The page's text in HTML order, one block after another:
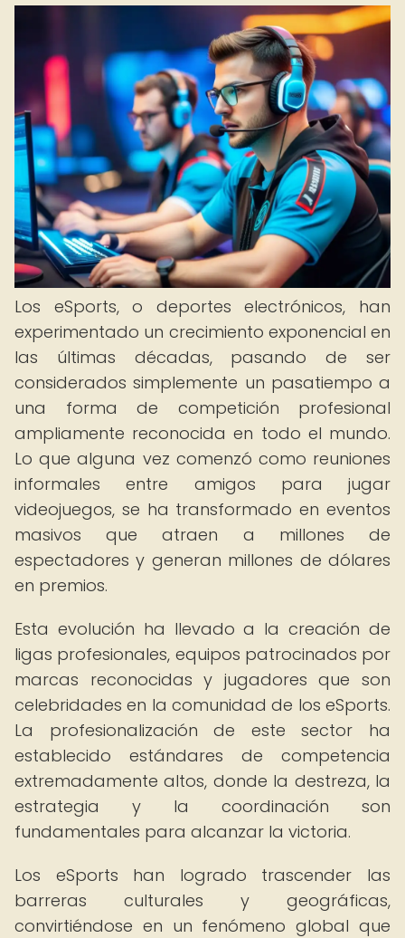
Los eSports, o deportes electrónicos, han
experimentado un crecimiento exponencial en
las últimas décadas, pasando de ser
considerados simplemente un pasatiempo a
una forma de competición profesional
ampliamente reconocida en todo el mundo.
Lo que alguna vez comenzó como reuniones
informales entre amigos para jugar
videojuegos, se ha transformado en eventos
masivos que atraen a millones de
espectadores y generan millones de dólares
en premios.
Esta evolución ha llevado a la creación de
ligas profesionales, equipos patrocinados por
marcas reconocidas y jugadores que son
celebridades en la comunidad de los eSports.
La profesionalización de este sector ha
establecido estándares de competencia
extremadamente altos, donde la destreza, la
estrategia y la coordinación son
fundamentales para alcanzar la victoria.
Los eSports han logrado trascender las
barreras culturales y geográficas,
convirtiéndose en un fenómeno global que